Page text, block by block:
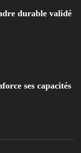
durable validé
ses capacités